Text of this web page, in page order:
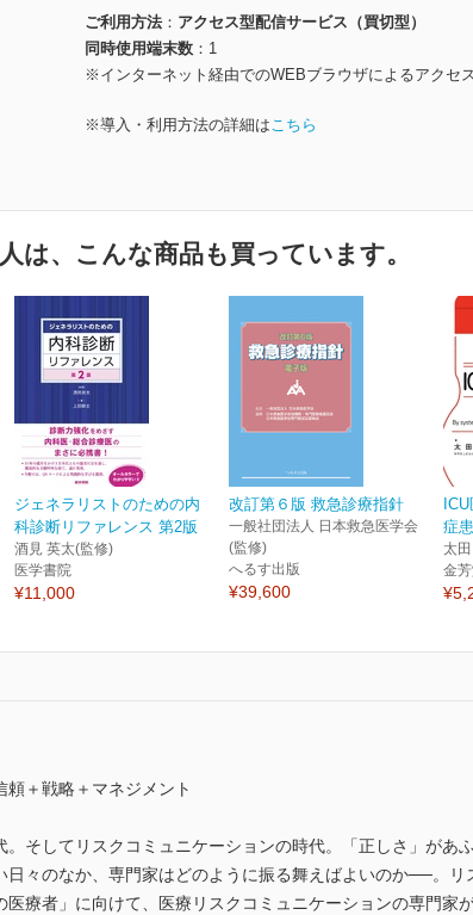
ご利用方法
アクセス型配信サービス（買切型）
同時使用端末数
1
※インターネット経由でのWEBブラウザによるアクセ
※導入・利用方法の詳細はこちら
は、こんな商品も買っています。
ジェネラリストのための内
科診断リファレンス 第2版
酒見 英太(監修)
医学書院
¥11,000
改訂第６版 救急診療指針
一般社団法人 日本救急医学会
(監修)
へるす出版
¥39,600
症
太
金
頼＋戦略＋マネジメント
。そしてリスクコミュニケーションの時代。「正しさ」があ
日々のなか、専門家はどのように振る舞えばよいのか──。
療者」に向けて、医療リスクコミュニケーションの専門家